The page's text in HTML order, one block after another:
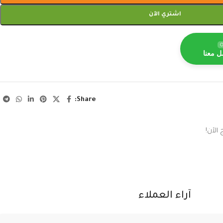
اشتري الآن
معنا
Share:
الآن!
آراء العملاء